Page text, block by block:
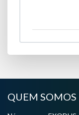
QUEM SOMOS